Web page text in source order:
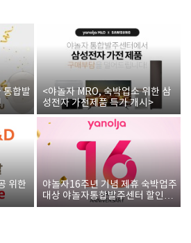
통합발
<야놀자 MRO, 숙박업소 위한 삼
성전자 가전제품 특가 개시>
위한
야놀자16주년 기념 제휴 숙박업주
대상 야놀자통합발주센터 할인쿠
폰 증정